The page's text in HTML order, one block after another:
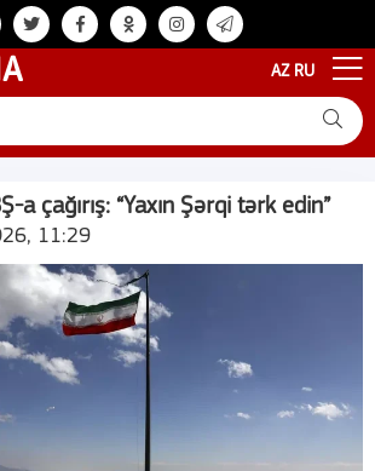
AZ RU
a çağırış: “Yaxın Şərqi tərk edin”
11:29